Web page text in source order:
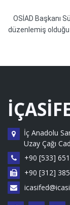
OSİAD Başkanı
düzenlemiş olduğu
İç Anadolu
Uzay Çağı
+90 [533]
+90 [312]